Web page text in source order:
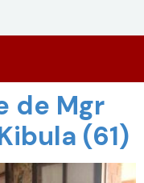
de Mgr
(61)